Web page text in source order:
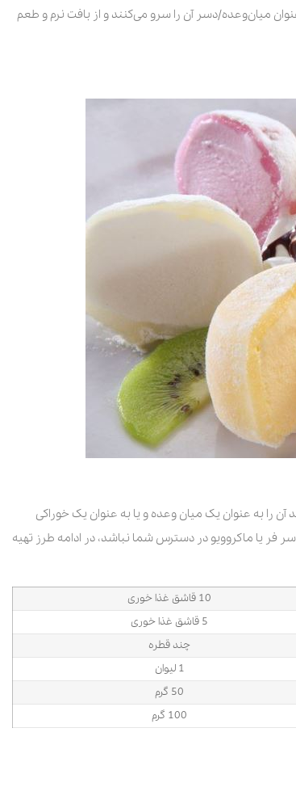
میان‌وعده/دسر آن را سرو می‌کنند و از بافت نرم و طعم
را به عنوان یک میان وعده و یا به عنوان یک خوراکی
فر یا ماکروویو در دسترس شما نباشد، در ادامه طرز تهیه
10 قاشق غذا خوری
5 قاشق غذا خوری
چند قطره
1 لیوان
50 گرم
100 گرم